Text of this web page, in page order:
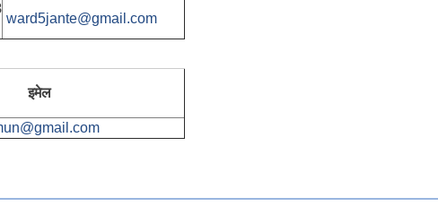
ward5jante@gmail.com
इमेल